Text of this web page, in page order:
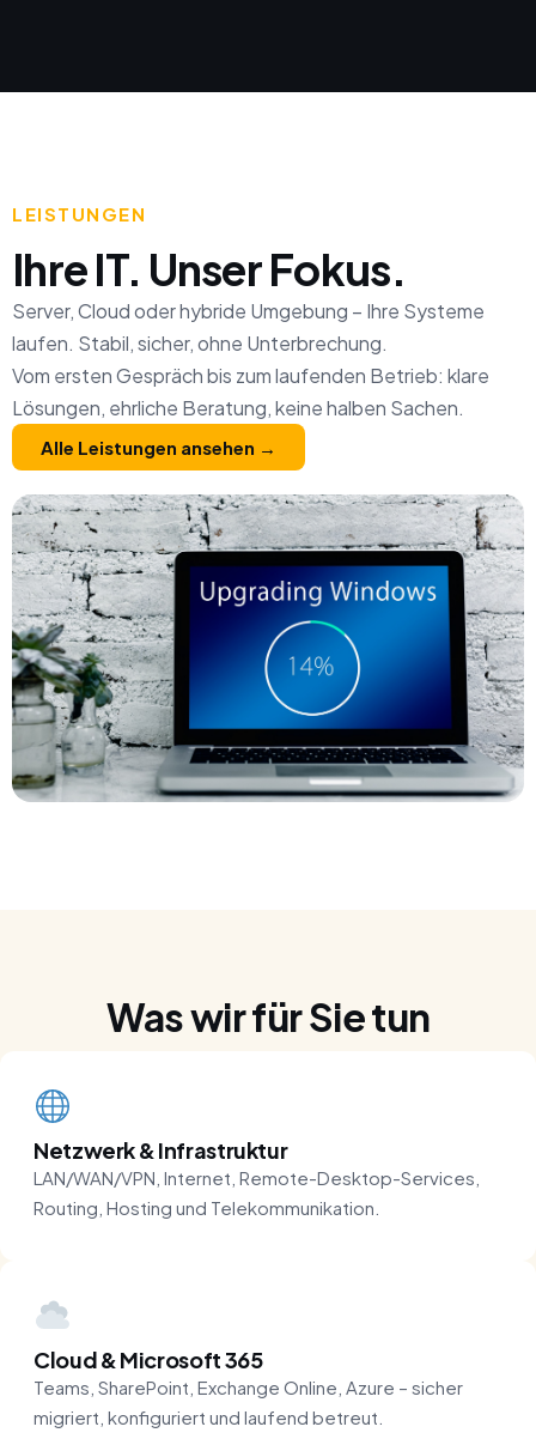
LEISTUNGEN
Ihre IT. Unser Fokus.
Server, Cloud oder hybride Umgebung – Ihre Systeme
laufen. Stabil, sicher, ohne Unterbrechung.
Vom ersten Gespräch bis zum laufenden Betrieb: klare
Lösungen, ehrliche Beratung, keine halben Sachen.
Alle Leistungen ansehen →
Was wir für Sie tun
Netzwerk & Infrastruktur
LAN/WAN/VPN, Internet, Remote-Desktop-Services,
Routing, Hosting und Telekommunikation.
Cloud & Microsoft 365
Teams, SharePoint, Exchange Online, Azure – sicher
migriert, konfiguriert und laufend betreut.